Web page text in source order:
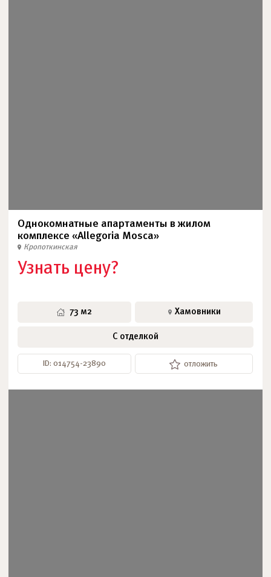
Однокомнатные апартаменты в жилом
комплексе «Allegoria Mosca»
Кропоткинская
Узнать цену?
73 м2 Хамовники
С отделкой
ID: 014754-23890 отложить